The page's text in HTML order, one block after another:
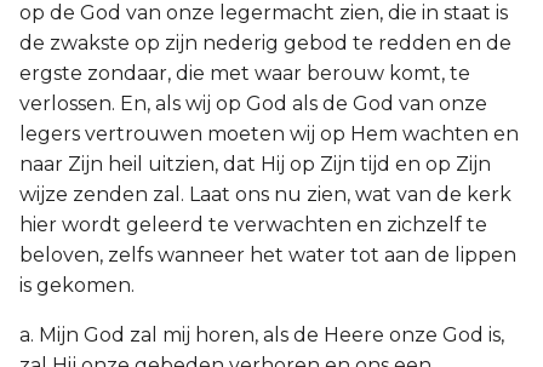
op de God van onze legermacht zien, die in staat is
de zwakste op zijn nederig gebod te redden en de
ergste zondaar, die met waar berouw komt, te
verlossen. En, als wij op God als de God van onze
legers vertrouwen moeten wij op Hem wachten en
naar Zijn heil uitzien, dat Hij op Zijn tijd en op Zijn
wijze zenden zal. Laat ons nu zien, wat van de kerk
hier wordt geleerd te verwachten en zichzelf te
beloven, zelfs wanneer het water tot aan de lippen
is gekomen.
a. Mijn God zal mij horen, als de Heere onze God is,